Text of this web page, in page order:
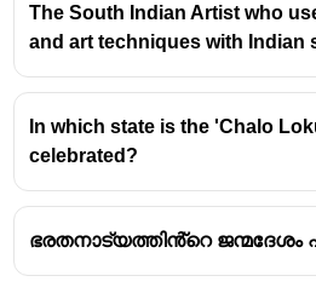
The South Indian Artist who
and art techniques with Indian
In which state is the 'Chalo
celebrated?
ഭരതനാട്യത്തിൻ്റെ ജന്മദേശം